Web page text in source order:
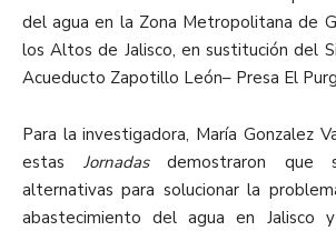
del agua en la Zona Metropolitana de
los Altos de Jalisco, en sustitución del
Acueducto Zapotillo León– Presa El
Para la investigadora, María Gonzalez
estas Jornadasdemostraron que
alternativas para solucionar la
abastecimiento del agua en Jalisco